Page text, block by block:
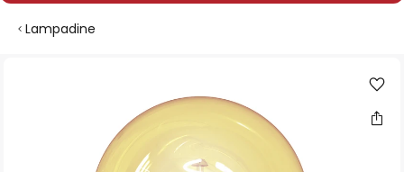
Lampadine